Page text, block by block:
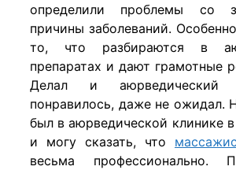
определили проблемы со
причины заболеваний.
то, что разбираются в
препаратах и дают грамотные
Делал и
понравилось, даже не ожидал.
был в аюрведической клинике
и могу сказать, что
весьма профессионально.